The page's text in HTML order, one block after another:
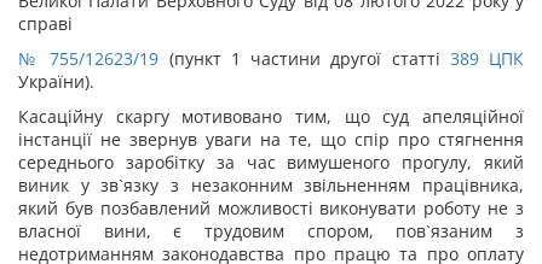
справі
№ 755/12623/19 (пункт 1 частини другої статті 389 ЦПК
України).
Касаційну скаргу мотивовано тим, що суд апеляційної
інстанції не звернув уваги на те, що спір про стягнення
середнього заробітку за час вимушеного прогулу, який
виник у зв`язку з незаконним звільненням працівника,
який був позбавлений можливості виконувати роботу не з
власної вини, є трудовим спором, пов`язаним з
недотриманням законодавства про працю та про оплату